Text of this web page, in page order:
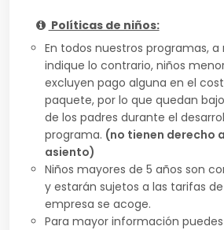
Políticas de niños:
En todos nuestros programas,
indique lo contrario, niños
excluyen pago alguna en el
paquete, por lo que quedan
de los padres durante el
programa. (no tienen derecho
asiento)
Niños mayores de 5 años son
y estarán sujetos a las tarifas
empresa se acoge.
Para mayor información